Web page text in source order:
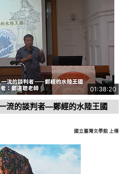
01:38:20
流的談判者—鄭經的水陸王國
國立臺灣文學館 上傳